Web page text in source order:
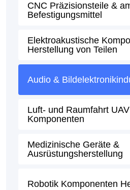
CNC Präzisionsteile &
Befestigungsmittel
Elektroakustische
Herstellung von Teilen
Audio &
Luft- und Raumfahrt UAV
Komponenten
Medizinische Geräte &
Ausrüstungsherstellung
Robotik Komponenten